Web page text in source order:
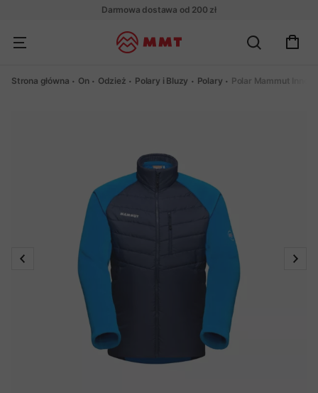
Darmowa dostawa od 200 zł
Strona główna On Odzież Polary i Bluzy Polary Polar Mammut